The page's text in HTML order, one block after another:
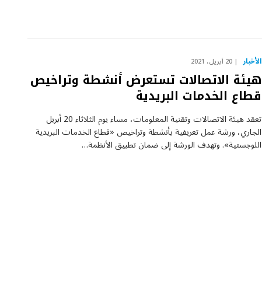
الأخبار 20 أبريل، 2021
هيئة الاتصالات تستعرض أنشطة وتراخيص
قطاع الخدمات البريدية
تعقد هيئة الاتصالات وتقنية المعلومات، مساء يوم الثلاثاء 20 أبريل
الجاري، ورشة عمل تعريفية بأنشطة وتراخيص «قطاع الخدمات البريدية
اللوجستية». وتهدف الورشة إلى ضمان تطبيق الأنظمة…